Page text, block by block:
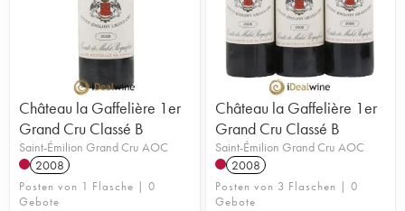
Château la Gaffelière 1er
Grand Cru Classé B
Saint-Émilion Grand Cru AOC
2008
Posten von 1 Flasche | 0
Gebote
Château la Gaffelière 1er
Grand Cru Classé B
Saint-Émilion Grand Cru AOC
2008
Posten von 3 Flaschen | 0
Gebote